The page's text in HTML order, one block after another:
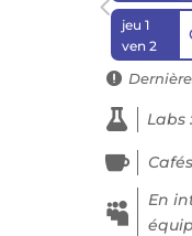
jeu 1
ven 2

 Labs


En